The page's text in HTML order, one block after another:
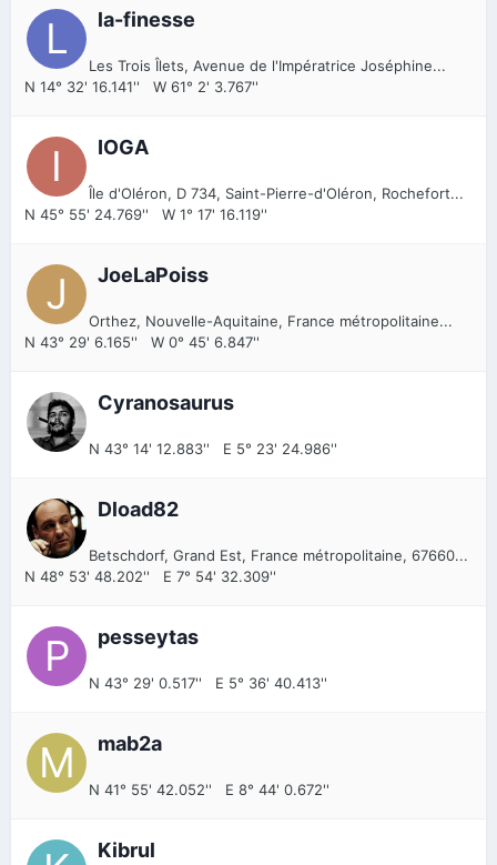
la-finesse
Les Trois Îlets, Avenue de l'Impératrice Joséphine...
N 14° 32' 16.141'' W 61° 2' 3.767''
IOGA
Île d'Oléron, D 734, Saint-Pierre-d'Oléron, Rochefort...
N 45° 55' 24.769'' W 1° 17' 16.119''
JoeLaPoiss
Orthez, Nouvelle-Aquitaine, France métropolitaine...
N 43° 29' 6.165'' W 0° 45' 6.847''
Cyranosaurus
N 43° 14' 12.883'' E 5° 23' 24.986''
Dload82
Betschdorf, Grand Est, France métropolitaine, 67660...
N 48° 53' 48.202'' E 7° 54' 32.309''
pesseytas
N 43° 29' 0.517'' E 5° 36' 40.413''
mab2a
N 41° 55' 42.052'' E 8° 44' 0.672''
Kibrul